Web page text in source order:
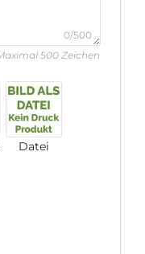
0/500
500 Zeichen
Datei